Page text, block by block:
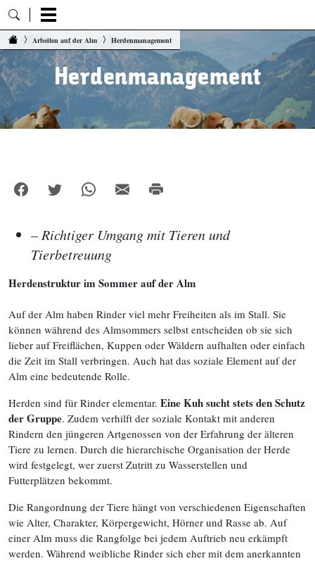
Zum Inhalt springen
Arbeiten auf der Alm Herdenmanagement
Herdenmanagement
– Richtiger Umgang mit Tieren und
Tierbetreuung
Herdenstruktur im Sommer auf der Alm
Auf der Alm haben Rinder viel mehr Freiheiten als im Stall. Sie
können während des Almsommers selbst entscheiden ob sie sich
lieber auf Freiflächen, Kuppen oder Wäldern aufhalten oder einfach
die Zeit im Stall verbringen. Auch hat das soziale Element auf der
Alm eine bedeutende Rolle.
Herden sind für Rinder elementar. Eine Kuh sucht stets den Schutz
der Gruppe. Zudem verhilft der soziale Kontakt mit anderen
Rindern den jüngeren Artgenossen von der Erfahrung der älteren
Tiere zu lernen. Durch die hierarchische Organisation der Herde
wird festgelegt, wer zuerst Zutritt zu Wasserstellen und
Futterplätzen bekommt.
Die Rangordnung der Tiere hängt von verschiedenen Eigenschaften
wie Alter, Charakter, Körpergewicht, Hörner und Rasse ab. Auf
einer Alm muss die Rangfolge bei jedem Auftrieb neu erkämpft
werden. Während weibliche Rinder sich eher mit dem anerkannten